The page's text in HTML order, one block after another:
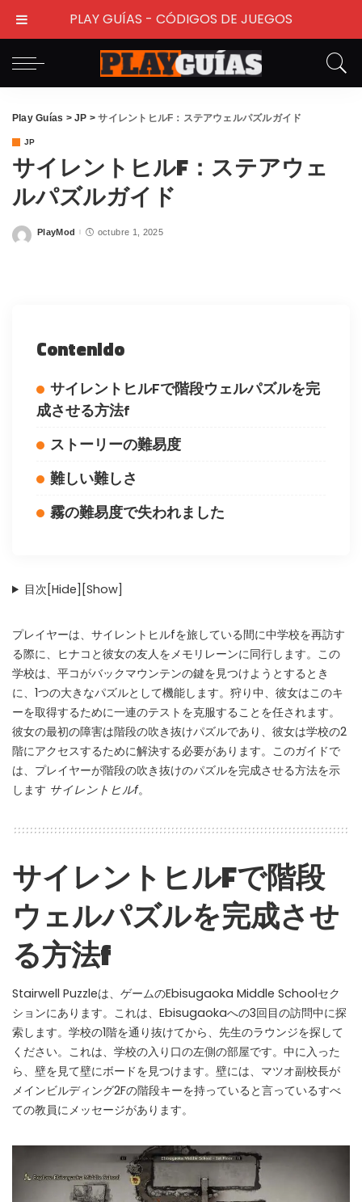
WHY JOIN THE CHANNEL?
ALL PERKS — ZERO NOISE • 100% FREE
No subscription, no credit card required — ever
Tricks BEFORE website
Get exclusive codes and strategies before anyone else
Limited-time game codes
Temporary download keys — grab them fast, they expire
Steam Games Giveaways
Global contests to win full Steam games & gift cards
Zero Ads • Zero Spam
No promotions, no junk — just pure gaming content
Instant Telegram Delivery
Members-Only Content
Exclusive guides & secrets never published anywhere else
Play Guías >JP >サイレントヒルF：ステアウェルパズルガイド
JP
サイレントヒルF：ステアウェ
ルパズルガイド
Posted
PlayMod octubre 1, 2025
Contenido
サイレントヒルFで階段ウェルパズルを完
成させる方法f
ストーリーの難易度
難しい難しさ
霧の難易度で失われました
目次 [Hide] [Show]
プレイヤーは、サイレントヒルfを旅している間に中学校を再訪す
る際に、ヒナコと彼女の友人をメモリレーンに同行します。この
学校は、平コがバックマウンテンの鍵を見つけようとするとき
に、1つの大きなパズルとして機能します。狩り中、彼女はこのキ
ーを取得するために一連のテストを克服することを任されます。
彼女の最初の障害は階段の吹き抜けパズルであり、彼女は学校の2
階にアクセスするために解決する必要があります。このガイドで
は、プレイヤーが階段の吹き抜けのパズルを完成させる方法を示
します サイレントヒルf。
サイレントヒルFで階段
ウェルパズルを完成させ
る方法f
Stairwell Puzzleは、ゲームのEbisugaoka Middle Schoolセク
ションにあります。これは、Ebisugaokaへの3回目の訪問中に探
索します。学校の1階を通り抜けてから、先生のラウンジを探して
ください。これは、学校の入り口の左側の部屋です。中に入った
ら、壁を見て壁にボードを見つけます。壁には、マツオ副校長が
メインビルディング2Fの階段キーを持っていると言っているすべ
ての教員にメッセージがあります。
PLAY GUÍAS - CÓDIGOS DE JUEGOS